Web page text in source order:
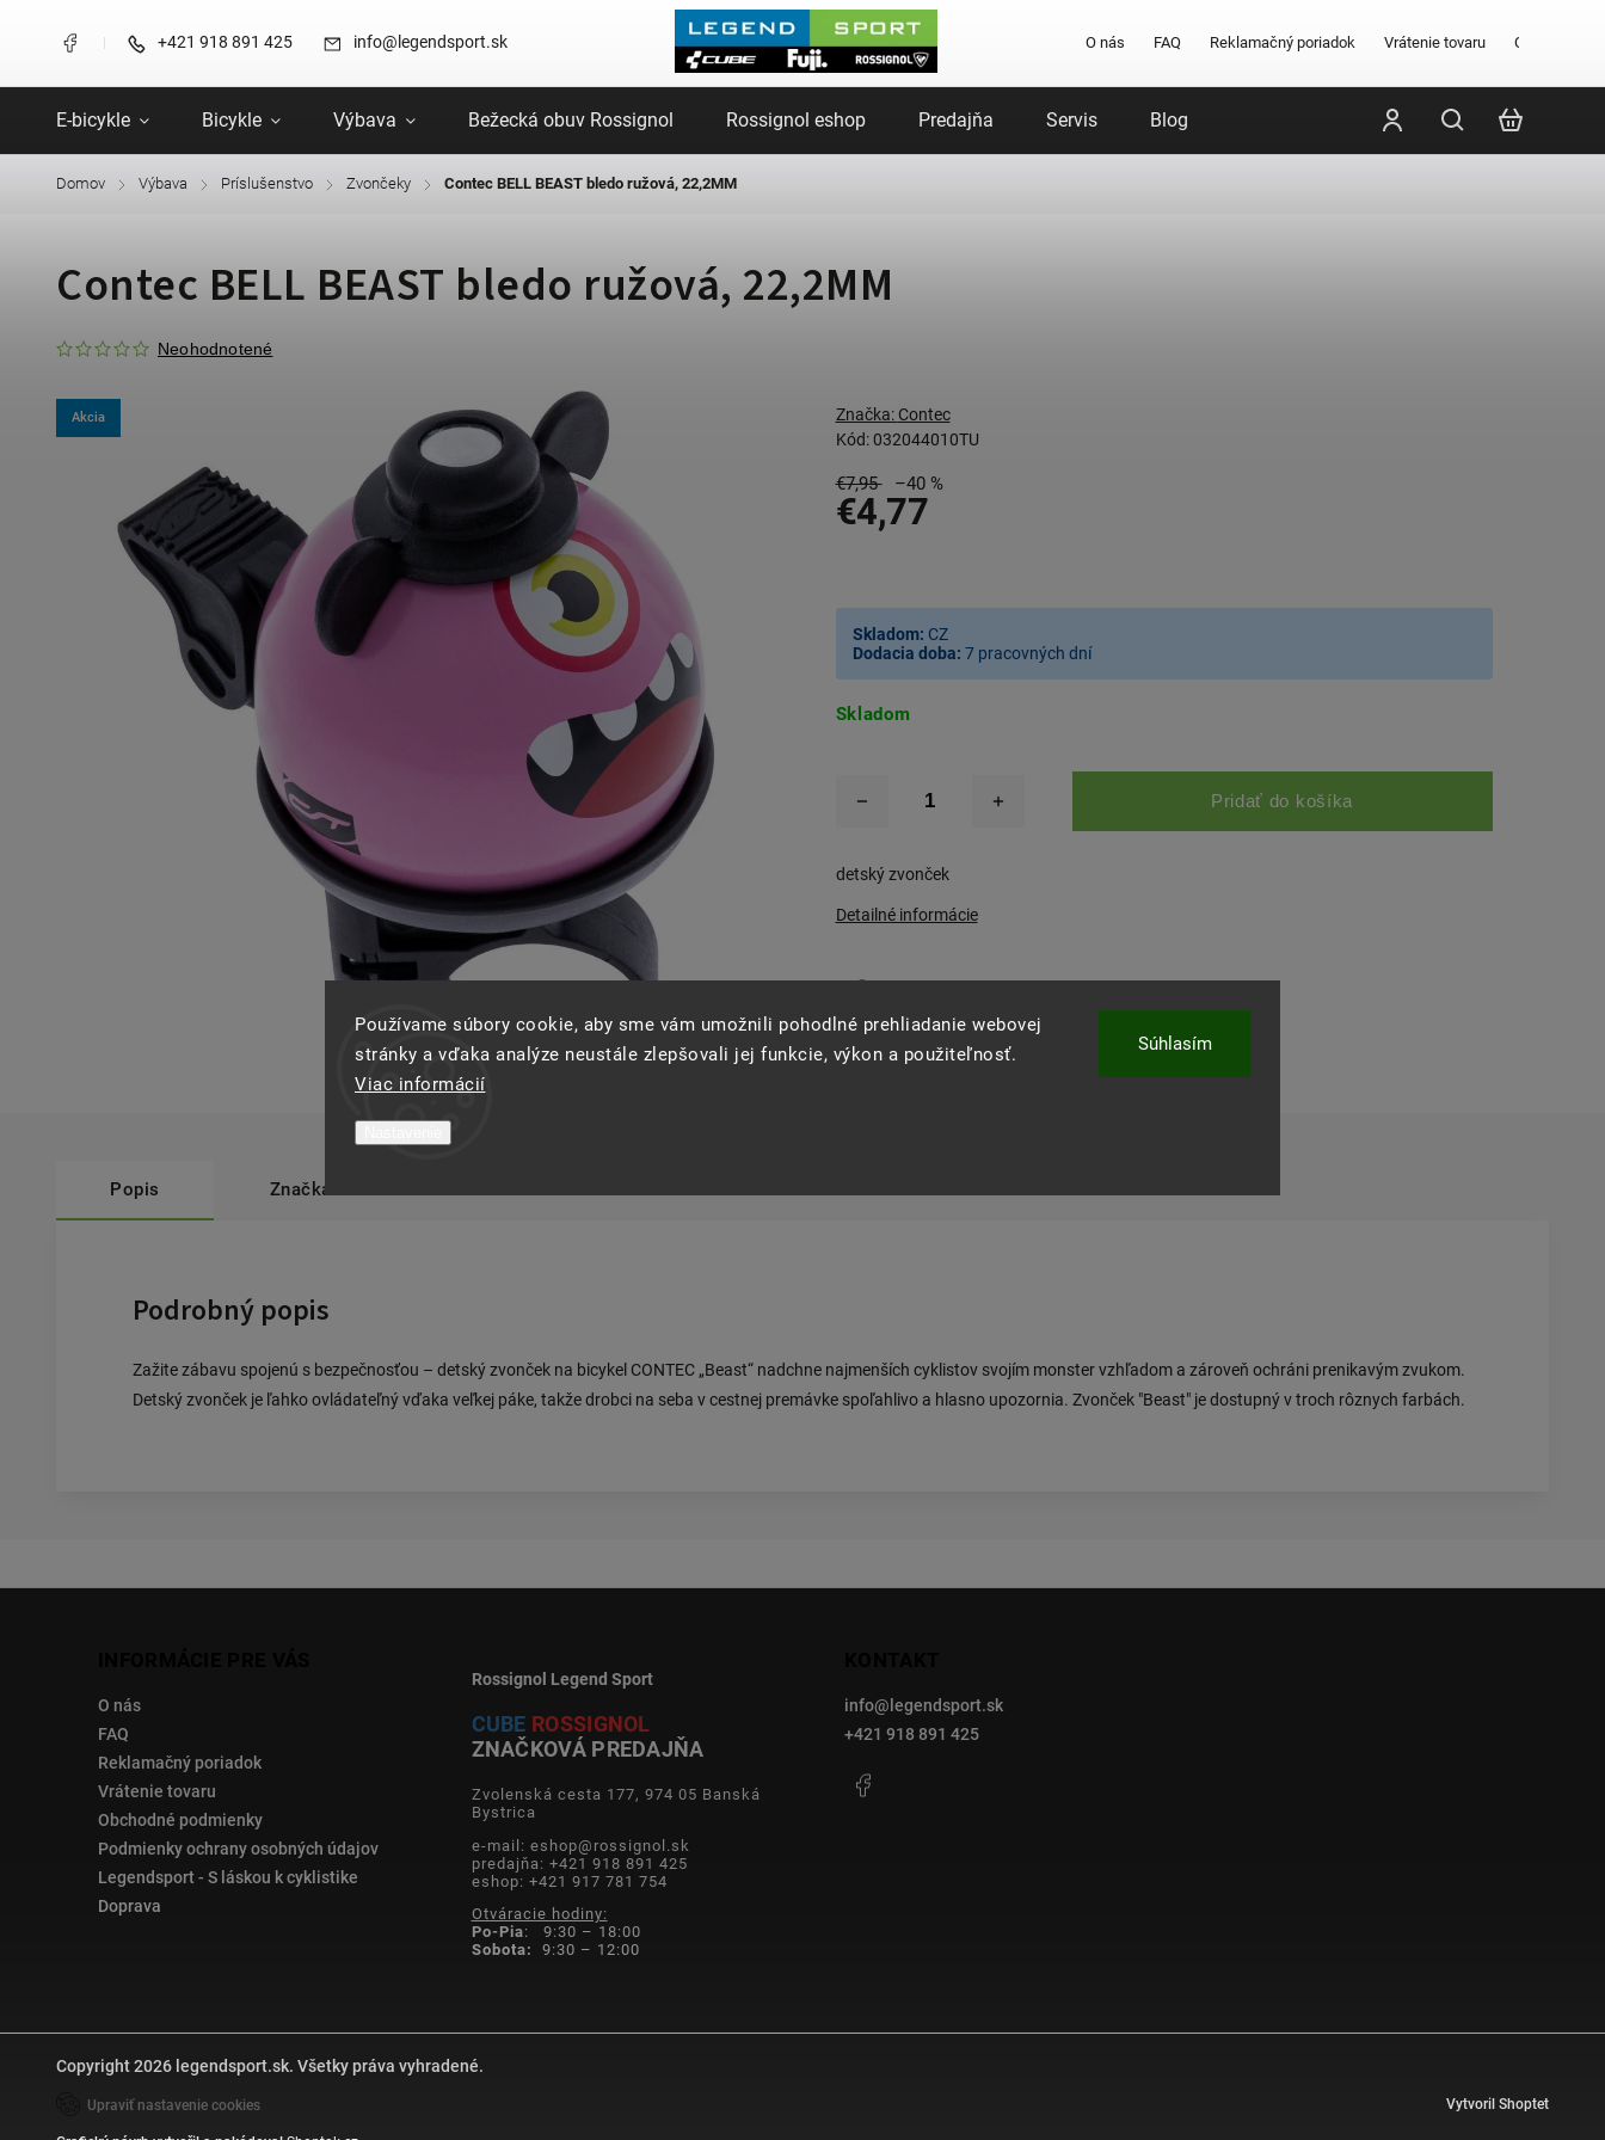
Používame súbory cookie, aby sme vám umožnili pohodlné prehliadanie webovej
stránky a vďaka analýze neustále zlepšovali jej funkcie, výkon a použiteľnosť.
Viac informácií
Súhlasím
+421 918 891 425 info@legendsport.sk O nás FAQ Reklamačný poriadok Vrátenie tovaru Obchodné
E-bicykle Bicykle Výbava Bežecká obuv Rossignol Rossignol eshop Predajňa Servis Blog Značky
Domov / Výbava / Príslušenstvo / Zvončeky / Contec BELL BEAST bledo ružová, 22,2MM
Contec BELL BEAST bledo ružová, 22,2MM
Neohodnotené
Akcia
Kód: 032044010TU
Značka: Contec
€7,95 –40 %
€4,77
Skladom
Skladom: CZ
Dodacia doba: 7 pracovných dní
Pridať do košíka
detský zvonček
Detailné informácie
Opýtať sa
Popis Značka
Podrobný popis
Zažite zábavu spojenú s bezpečnosťou – detský zvonček na bicykel CONTEC „Beast“ nadchne najmenších cyklistov svojím monster vzhľadom a zároveň ochráni prenikavým zvukom.
Detský zvonček je ľahko ovládateľný vďaka veľkej páke, takže drobci na seba v cestnej premávke spoľahlivo a hlasno upozornia. Zvonček "Beast" je dostupný v troch rôznych farbách.
O nás
FAQ
Reklamačný poriadok
Vrátenie tovaru
Obchodné podmienky
Podmienky ochrany osobných údajov
Legendsport - S láskou k cyklistike
Doprava
Rossignol Legend Sport
CUBE ROSSIGNOL
ZNAČKOVÁ PREDAJŇA
Zvolenská cesta 177, 974 05 Banská
Bystrica
e-mail: eshop@rossignol.sk
predajňa: +421 918 891 425
eshop: +421 917 781 754
Otváracie hodiny:
Po-Pia: 9:30 – 18:00
Sobota: 9:30 – 12:00
info@ legendsport.sk
+421 918 891 425
Vytvoril Shoptet
Copyright 2026 legendsport.sk. Všetky práva vyhradené.
Upraviť nastavenie cookies